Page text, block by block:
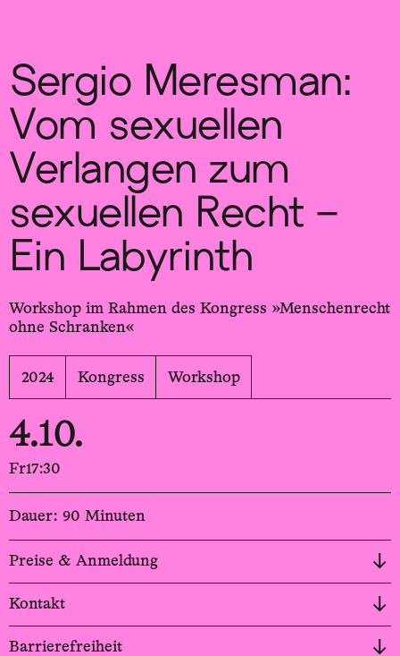
Sergio Meresman:
Vom sexuellen
Verlangen zum
sexuellen Recht –
Ein Labyrinth
Workshop im Rahmen des Kongress »Menschenrecht
ohne Schranken«
2024 Kongress Workshop
4.10.
Fr17:30
Dauer: 90 Minuten
Preise & Anmeldung
Kontakt
Barrierefreiheit